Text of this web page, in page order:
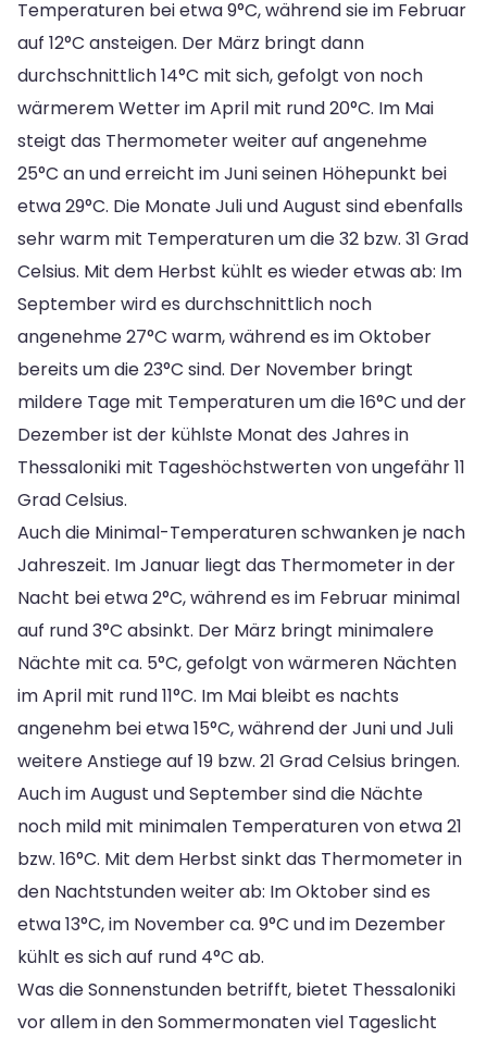
Temperaturen bei etwa 9°C, während sie im Februar
auf 12°C ansteigen. Der März bringt dann
durchschnittlich 14°C mit sich, gefolgt von noch
wärmerem Wetter im April mit rund 20°C. Im Mai
steigt das Thermometer weiter auf angenehme
25°C an und erreicht im Juni seinen Höhepunkt bei
etwa 29°C. Die Monate Juli und August sind ebenfalls
sehr warm mit Temperaturen um die 32 bzw. 31 Grad
Celsius. Mit dem Herbst kühlt es wieder etwas ab: Im
September wird es durchschnittlich noch
angenehme 27°C warm, während es im Oktober
bereits um die 23°C sind. Der November bringt
mildere Tage mit Temperaturen um die 16°C und der
Dezember ist der kühlste Monat des Jahres in
Thessaloniki mit Tageshöchstwerten von ungefähr 11
Grad Celsius.
Auch die Minimal-Temperaturen schwanken je nach
Jahreszeit. Im Januar liegt das Thermometer in der
Nacht bei etwa 2°C, während es im Februar minimal
auf rund 3°C absinkt. Der März bringt minimalere
Nächte mit ca. 5°C, gefolgt von wärmeren Nächten
im April mit rund 11°C. Im Mai bleibt es nachts
angenehm bei etwa 15°C, während der Juni und Juli
weitere Anstiege auf 19 bzw. 21 Grad Celsius bringen.
Auch im August und September sind die Nächte
noch mild mit minimalen Temperaturen von etwa 21
bzw. 16°C. Mit dem Herbst sinkt das Thermometer in
den Nachtstunden weiter ab: Im Oktober sind es
etwa 13°C, im November ca. 9°C und im Dezember
kühlt es sich auf rund 4°C ab.
Was die Sonnenstunden betrifft, bietet Thessaloniki
vor allem in den Sommermonaten viel Tageslicht